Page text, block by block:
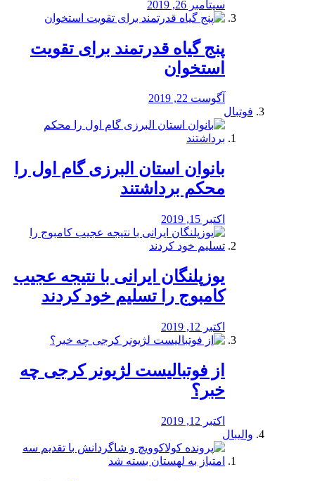
سپتامبر 26, 2019
پنج گیاه قدرتمند برای تقویت
استخوان
آگوست 22, 2019
فوتبال
بانوان استان البرزی گام اول را
محكم برداشتند
اکتبر 15, 2019
یوزپلنگان ایرانی با نتیجه عجیب
کامبوج را تسلیم خود کردند
اکتبر 12, 2019
از فوتبالیست لژیونر کرجی چه
خبر؟
اکتبر 12, 2019
والیبال